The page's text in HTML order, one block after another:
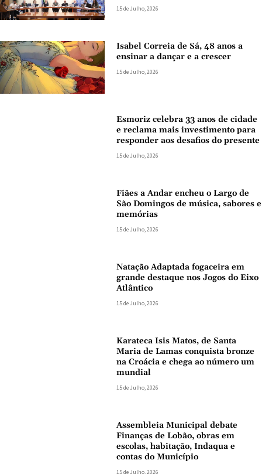
15 de Julho, 2026
Isabel Correia de Sá, 48 anos a
ensinar a dançar e a crescer
15 de Julho, 2026
Esmoriz celebra 33 anos de cidade
e reclama mais investimento para
responder aos desafios do presente
15 de Julho, 2026
Fiães a Andar encheu o Largo de
São Domingos de música, sabores e
memórias
15 de Julho, 2026
Natação Adaptada fogaceira em
grande destaque nos Jogos do Eixo
Atlântico
15 de Julho, 2026
Karateca Isis Matos, de Santa
Maria de Lamas conquista bronze
na Croácia e chega ao número um
mundial
15 de Julho, 2026
Assembleia Municipal debate
Finanças de Lobão, obras em
escolas, habitação, Indaqua e
contas do Município
15 de Julho, 2026